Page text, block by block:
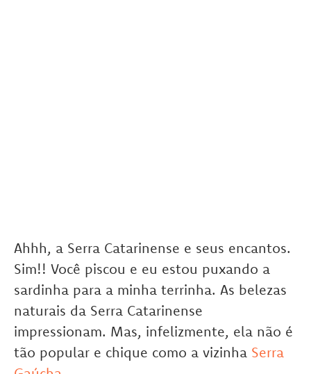
Ahhh, a Serra Catarinense e seus encantos.
Sim!! Você piscou e eu estou puxando a
sardinha para a minha terrinha. As belezas
naturais da Serra Catarinense
impressionam. Mas, infelizmente, ela não é
tão popular e chique como a vizinha Serra